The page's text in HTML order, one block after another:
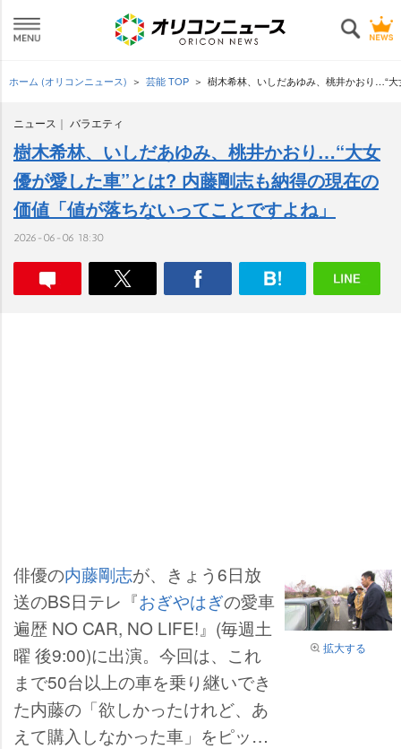
ホーム (オリコンニュース) 芸能 TOP 樹木希林、いしだあゆみ、桃井かおり…“
ニュース バラエティ
樹木希林、いしだあゆみ、桃井かおり…“大女
優が愛した車”とは? 内藤剛志も納得の現在の
価値「値が落ちないってことですよね」
2026-06-06 18:30
拡大する
俳優の内藤剛志が、きょう6日放
送のBS日テレ『おぎやはぎの愛車
遍歴 NO CAR, NO LIFE!』(毎週土
曜 後9:00)に出演。今回は、これ
まで50台以上の車を乗り継いでき
た内藤の「欲しかったけれど、あ
えて購入しなかった車」をピック